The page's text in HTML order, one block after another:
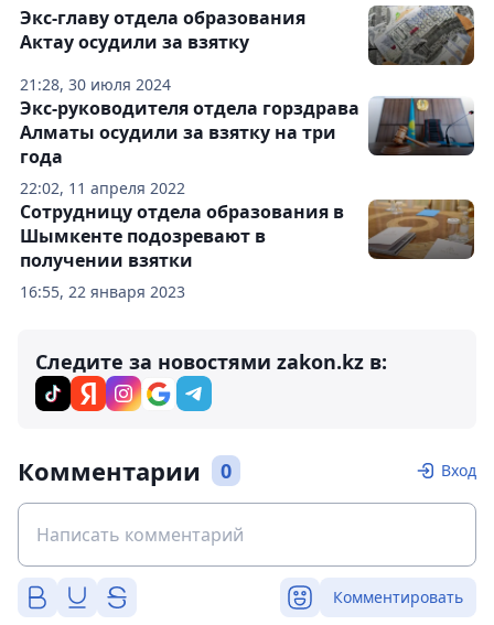
21:28, 30 июля 2024
Экс-главу отдела образования
Актау осудили за взятку
22:02, 11 апреля 2022
Экс-руководителя отдела горздрава
Алматы осудили за взятку на три
года
16:55, 22 января 2023
Сотрудницу отдела образования в
Шымкенте подозревают в
получении взятки
Следите за новостями zakon.kz в:
Комментарии 0 Вход
Комментировать